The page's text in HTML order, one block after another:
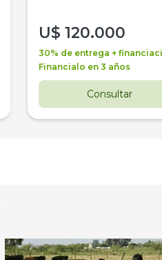
U$ 120.000
30% de entrega +
Financialo en 3 años
Consultar